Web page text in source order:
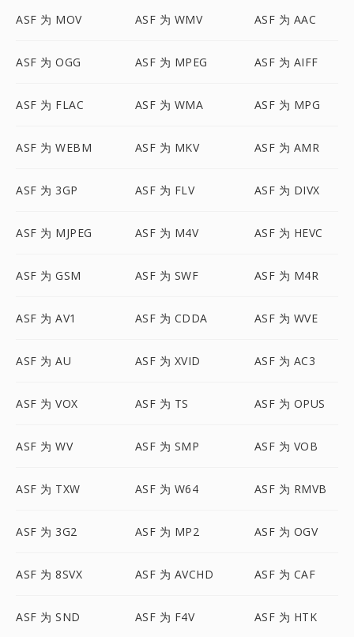
ASF 为 MOV ASF 为 WMV ASF 为 AAC
ASF 为 OGG ASF 为 MPEG ASF 为 AIFF
ASF 为 FLAC ASF 为 WMA ASF 为 MPG
ASF 为 WEBM ASF 为 MKV ASF 为 AMR
ASF 为 3GP ASF 为 FLV ASF 为 DIVX
ASF 为 MJPEG ASF 为 M4V ASF 为 HEVC
ASF 为 GSM ASF 为 SWF ASF 为 M4R
ASF 为 AV1 ASF 为 CDDA ASF 为 WVE
ASF 为 AU ASF 为 XVID ASF 为 AC3
ASF 为 VOX ASF 为 TS ASF 为 OPUS
ASF 为 WV ASF 为 SMP ASF 为 VOB
ASF 为 TXW ASF 为 W64 ASF 为 RMVB
ASF 为 3G2 ASF 为 MP2 ASF 为 OGV
ASF 为 8SVX ASF 为 AVCHD ASF 为 CAF
ASF 为 SND ASF 为 F4V ASF 为 HTK